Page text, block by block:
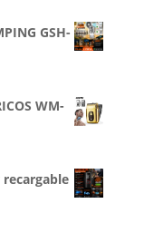
GSH-
WM-
recargable